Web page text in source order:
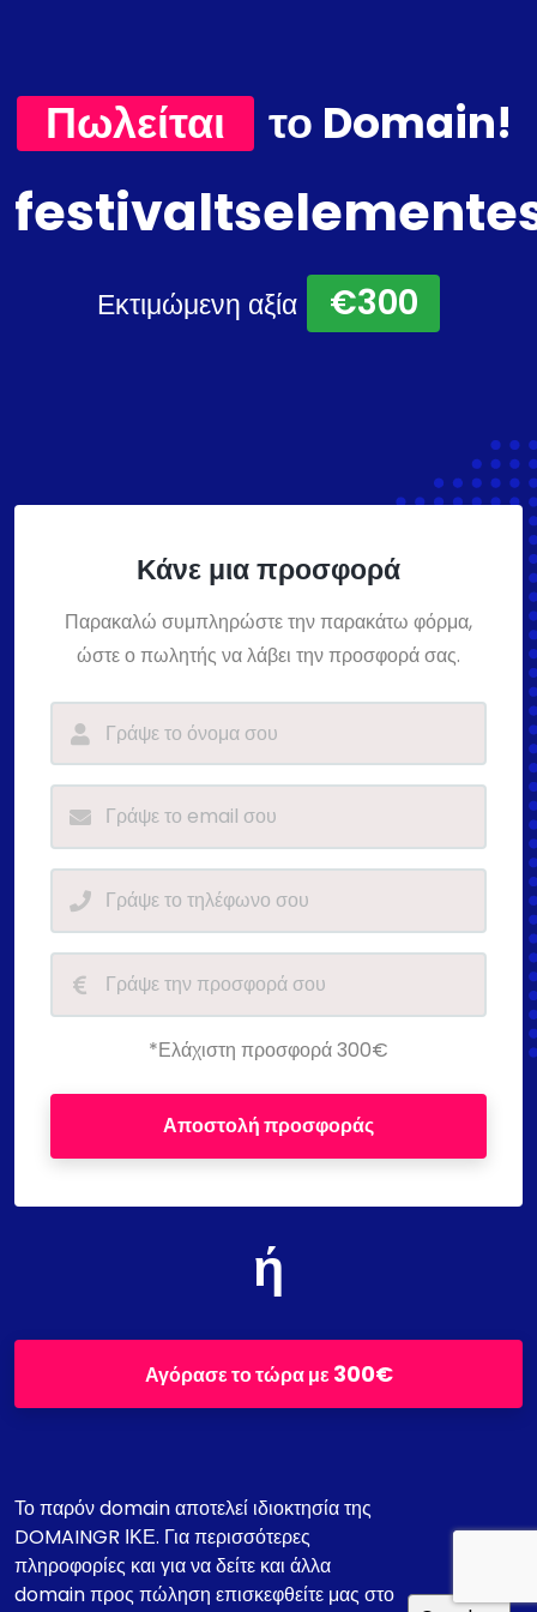
Πωλείται το Domain!
Εκτιμώμενη αξία €300
Κάνε μια προσφορά
Παρακαλώ συμπληρώστε την παρακάτω φόρμα,
ώστε ο πωλητής να λάβει την προσφορά σας.
*Ελάχιστη προσφορά 300€
Αποστολή προσφοράς
ή
Αγόρασε το τώρα με300€
Το παρόν domain αποτελεί ιδιοκτησία της
DOMAINGR ΙΚΕ. Για περισσότερες
πληροφορίες και για να δείτε και άλλα
domain προς πώληση επισκεφθείτε μας στο